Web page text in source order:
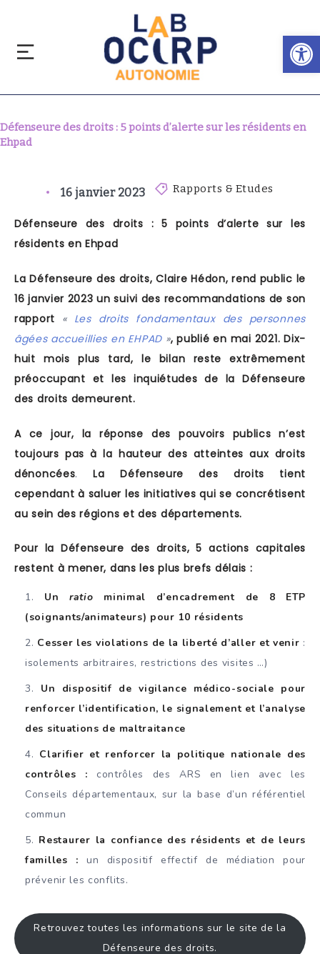
Ouvrir la barre d’outils
Défenseure des droits : 5 points d’alerte sur les résidents en
Ehpad
16 janvier 2023 Rapports & Etudes
Défenseure des droits : 5 points d’alerte sur les
résidents en Ehpad
La Défenseure des droits, Claire Hédon, rend public le
16 janvier 2023 unsuivi des recommandations de son
rapport « Les droits fondamentaux des personnes
âgées accueillies en EHPAD», publié en mai 2021. Dix-
huit mois plus tard, le bilan reste extrêmement
préoccupant et les inquiétudes de la Défenseure
des droits demeurent.
A ce jour, la réponse des pouvoirs publics n’est
toujours pas à la hauteur des atteintes aux droits
dénoncées.La Défenseure des droits tient
cependant à saluer les initiatives qui se concrétisent
au sein des régions et des départements.
Pour la Défenseure des droits, 5 actions capitales
restent à mener, dans les plus brefs délais :
Unratio minimal d’encadrement de 8 ETP
(soignants/animateurs) pour 10 résidents
Cesser les violations de la liberté d’aller et venir :
isolements arbitraires, restrictions des visites …)
Un dispositif de vigilance médico-sociale pour
renforcer l’identification, le signalement et l’analyse
des situations de maltraitance
Clarifier et renforcer la politique nationale des
contrôles : contrôles des ARS en lien avec les
Conseils départementaux, sur la base d’un référentiel
commun
Restaurer la confiance des résidents et de leurs
familles : un dispositif effectif de médiation pour
prévenir les conflits.
Retrouvez toutes les informations sur le site de la
Défenseure des droits.